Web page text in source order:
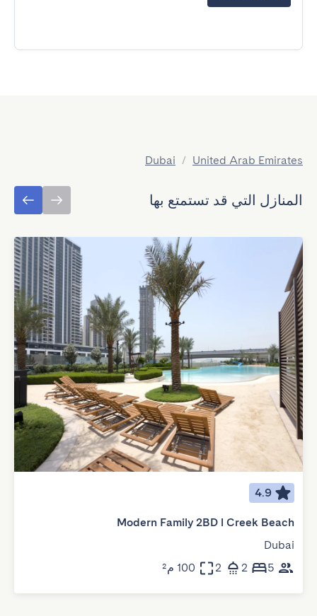
United Arab Emirates
/
Dubai
المنازل التي قد تستمتع بها
4.9
Modern Family 2BD l Creek Beach
Dubai
5
2
2 100 م²